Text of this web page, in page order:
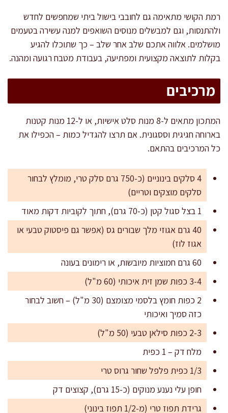
רמת הקושי מתאימה גם לחובבי בישול ביתי שמחפשים לחדש
ולהתנסות, וגם למבשלים מנוסים השואפים למנה עשירה בטעמים
מושלמים. אלווה אתכם שלב אחר שלב – כך שתוכלו להגיע
בקלות לתוצאה מקצועית ומפתיעה, בעבודת מטבח רגועה ומהנה.
מרכיבים
המתכון מתאים ל-8 מנות סלט אישיות, או ל-12 מנות קטנות
בארוחה חגיגית וססגונית. אם תרצו להגדיל כמות – הכפילו את
כל המרכיבים בהתאם.
4 סלקים בינוניים (כ-750 גרם סלק טרי, מומלץ לבחור
סלקים מוצקים וטריים)
1 בצל סגול קטן (כ-70 גרם), חתוך לקוביות דקות מאוד
40 גרם אגוזי מלך שבורים גס (אפשר גם פיסטוק טבעי או
אגוז לוז)
60 גרם חמוציות מיובשות, או רימונים בעונה
3-4 כפות שמן זית איכותי (60 מ"ל)
2 כפות חומץ בלסמי מצומצם (30 מ"ל) – חשוב לבחור
כזה סמיך ואיכותי
2-3 כפות סילאן טבעי (50 מ"ל)
מלח דק – 1 כפית
1/3 כפית פלפל שחור גרוס טרי
חופן עלי נענע מנוקים (כ-15 גרם), קצוצים דק
גרידת תפוז טרי (מ-1/2 תפוז בינוני)